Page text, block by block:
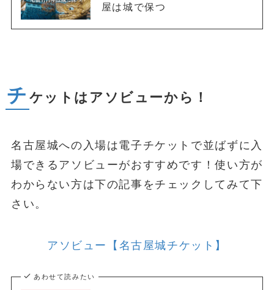
屋は城で保つ
チ ケットはアソビューから！
名古屋城への入場は電子チケットで並ばずに入
場できるアソビューがおすすめです！使い方が
わからない方は下の記事をチェックしてみて下
さい。
アソビュー【名古屋城チケット】
あわせて読みたい